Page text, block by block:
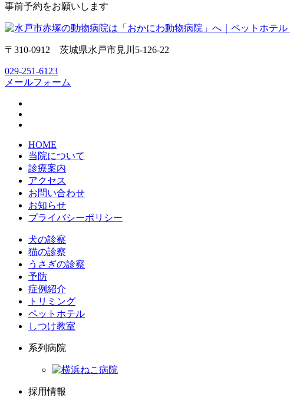
事前予約をお願いします
〒310-0912 茨城県水戸市見川5-126-22
029-251-6123
メールフォーム
HOME
当院について
診療案内
アクセス
お問い合わせ
お知らせ
プライバシーポリシー
犬の診察
猫の診察
うさぎの診察
予防
症例紹介
トリミング
ペットホテル
しつけ教室
系列病院
採用情報